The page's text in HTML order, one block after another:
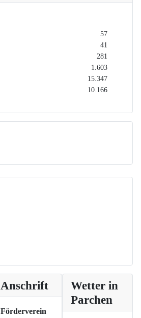
57
41
281
1.603
15.347
10.166
Anschrift
Förderverein
Wetter in
Parchen